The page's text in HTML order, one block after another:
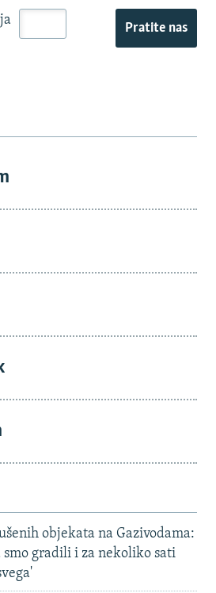
Pratite nas
objekata na Gazivodama:
smo gradili i za nekoliko sati